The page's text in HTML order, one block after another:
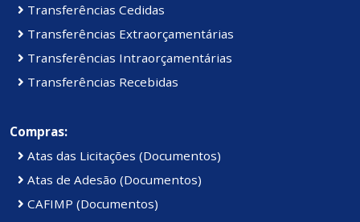
Transferências Cedidas
Transferências Extraorçamentárias
Transferências Intraorçamentárias
Transferências Recebidas
Compras:
Atas das Licitações (Documentos)
Atas de Adesão (Documentos)
CAFIMP (Documentos)